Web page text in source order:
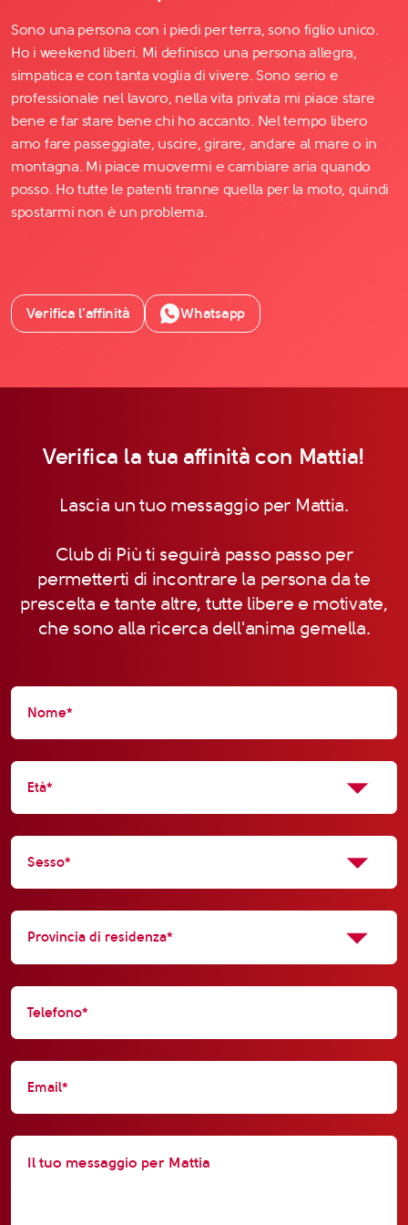
Sono una persona con i piedi per terra, sono figlio unico.
Ho i weekend liberi. Mi definisco una persona allegra,
simpatica e con tanta voglia di vivere. Sono serio e
professionale nel lavoro, nella vita privata mi piace stare
bene e far stare bene chi ho accanto. Nel tempo libero
amo fare passeggiate, uscire, girare, andare al mare o in
montagna. Mi piace muovermi e cambiare aria quando
posso. Ho tutte le patenti tranne quella per la moto, quindi
spostarmi non è un problema.
Verifica l’affinità Whatsapp
Verifica la tua affinità con Mattia!
Lascia un tuo messaggio per Mattia.
Club di Più ti seguirà passo passo per
permetterti di incontrare la persona da te
prescelta e tante altre, tutte libere e motivate,
che sono alla ricerca dell'anima gemella.